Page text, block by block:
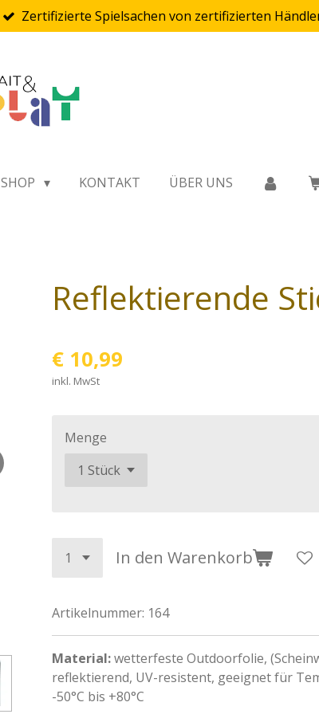
Zertifizierte Spielsachen von zertifizierten
SHOP KONTAKT ÜBER UNS
Reflektierende
€ 10,99
inkl. MwSt
Menge
In den Warenkorb
Artikelnummer: 164
Material:wetterfeste Outdoorfolie,
reflektierend, UV-resistent, geeignet für
-50°C bis +80°C